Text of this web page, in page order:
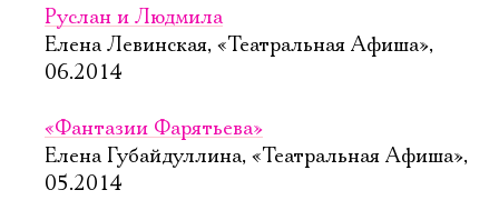
Руслан и Людмила
Елена Левинская, «Театральная Афиша»,
06.2014
«Фантазии Фарятьева»
Елена Губайдуллина, «Театральная Афиша»,
05.2014